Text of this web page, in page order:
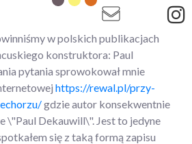
w polskich publikacjach
konstruktora: Paul
pytania sprowokował mnie
https://rewal.pl/przy-
gdzie autor konsekwentnie
\"Paul Dekauwill\". Jest to jedyne
się z taką formą zapisu